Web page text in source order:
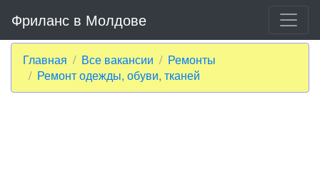
Фриланс в Молдове
Главная Все вакансии
Ремонты
Ремонт одежды, обуви, тканей